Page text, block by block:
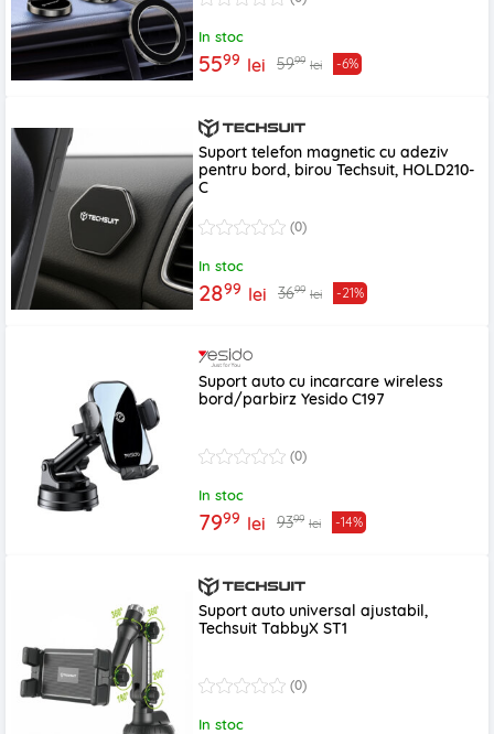
In stoc
5599 lei 5999 lei -6%
Suport telefon magnetic cu adeziv
pentru bord, birou Techsuit, HOLD210-
C
(0)
In stoc
2899 lei 3699 lei -21%
Suport auto cu incarcare wireless
bord/parbirz Yesido C197
(0)
In stoc
7999 lei 9399 lei -14%
Suport auto universal ajustabil,
Techsuit TabbyX ST1
(0)
In stoc